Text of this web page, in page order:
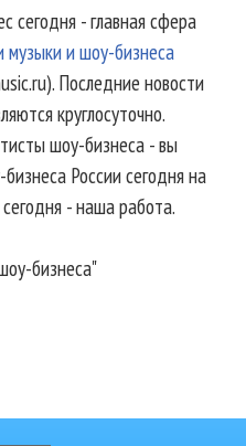
сегодня - главная сфера
музыки и шоу-бизнеса
Последние новости
круглосуточно.
шоу-бизнеса - вы
России сегодня на
- наша работа.
бизнеса"